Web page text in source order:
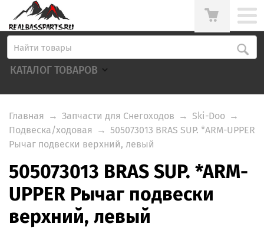
КАТАЛОГ ТОВАРОВ
Главная → Запчасти для Снегоходов → Ski-Doo →
Подвеска/ходовая → 505073013 BRAS SUP. *ARM-UPPER
Рычаг подвески верхний, левый
505073013 BRAS SUP. *ARM-
UPPER Рычаг подвески
верхний, левый